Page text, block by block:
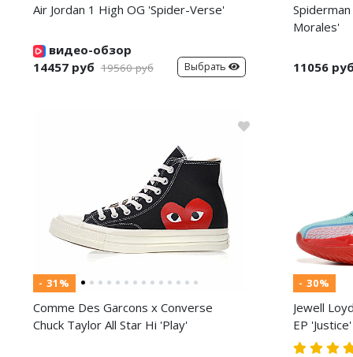
Air Jordan 1 High OG 'Spider-Verse'
видео-обзор
14457 руб 19560 руб Выбрать
Morales'
11056 руб
- 31%
Comme Des Garcons x Converse
Chuck Taylor All Star Hi 'Play'
- 30%
Jewell
EP 'Justice'